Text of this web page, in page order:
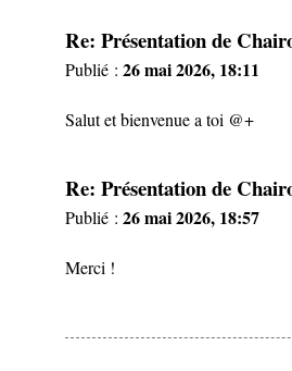
Re: Présentation de
Publié :26 mai 2026, 18:11
Salut et bienvenue a toi @+
Re: Présentation de
Publié :26 mai 2026, 18:57
Merci !